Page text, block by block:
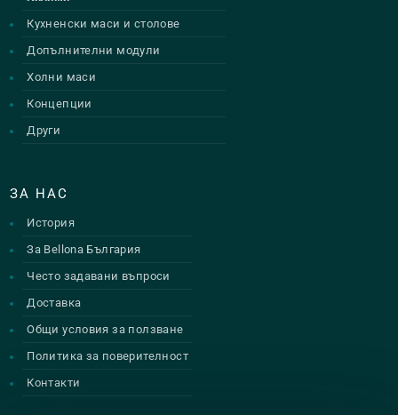
Кухненски маси и столове
Допълнителни модули
Холни маси
Концепции
Други
ЗА НАС
История
За Bellona България
Често задавани въпроси
Доставка
Общи условия за ползване
Политика за поверителност
Контакти